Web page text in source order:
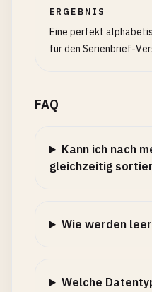
ERGEBNIS
Eine perfekt
für den Serienbrief-
FAQ
Kann ich nach
gleichzeitig
Wie werden
Welche